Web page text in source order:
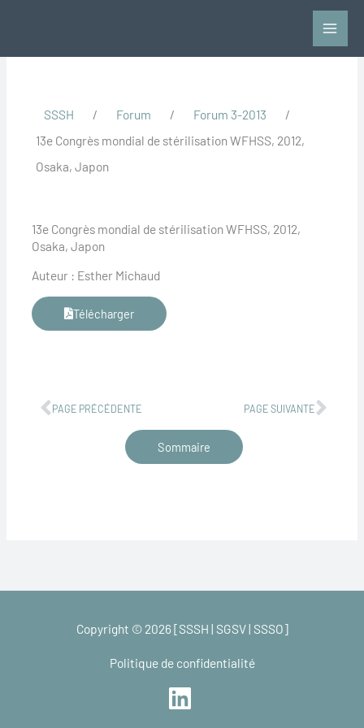
SSSH / Forum / Forum 3-2013
/
13e Congrès mondial de stérilisation WFHSS, 2012,
Osaka, Japon
13e Congrès mondial de stérilisation WFHSS, 2012,
Osaka, Japon
Auteur : Esther Michaud
Télécharger
PAGE PRÉCÉDENTE PAGE SUIVANTE
Sommaire
Copyright © 2026 [SSSH | SGSV | SSSO]
Politique de confidentialité